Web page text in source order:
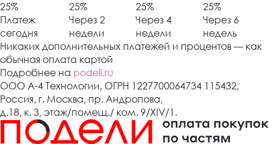
25%
Платеж
сегодня
25%
Через 2
недели
25%
Через 4
недели
25%
Через 6
недель
Никаких дополнительных платежей и процентов — как
обычная оплата картой
Подробнее на podeli.ru
ООО А-4 Технологии, ОГРН 1227700064734 115432,
Россия, г. Москва, пр. Андропова,
д.18, к. 3, этаж/помещ./ ком. 9/XIV/1.